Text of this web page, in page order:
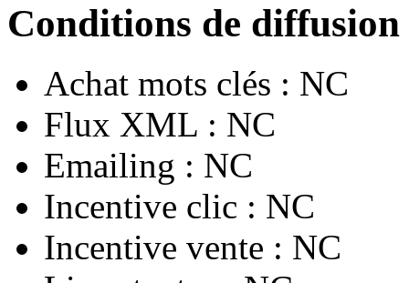
Conditions de diffusion
Achat mots clés : NC
Flux XML : NC
Emailing : NC
Incentive clic : NC
Incentive vente : NC